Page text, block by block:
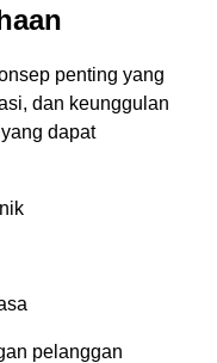
penting yang
dan keunggulan
dapat
pelanggan